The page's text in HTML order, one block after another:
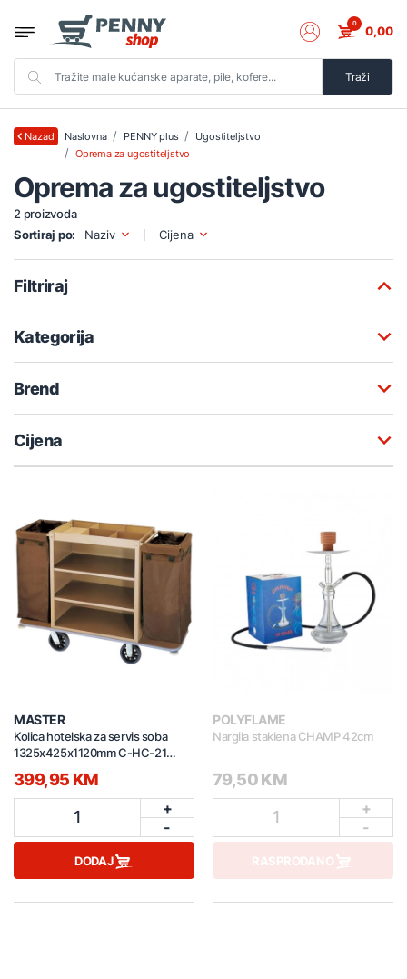
Traži
0 0,00
Nazad Naslovna PENNY plus
Ugostiteljstvo
Oprema za ugostiteljstvo
Oprema za ugostiteljstvo
2 proizvoda
Sortiraj po:
Naziv Cijena
Filtriraj
Kategorija
Brend
Cijena
MASTER
Kolica hotelska za servis soba
1325x425x1120mm C-HC-21
399,95 KM
1
+
-
DODAJ
POLYFLAME
Nargila staklena CHAMP 42cm
79,50 KM
1
+
-
RASPRODANO